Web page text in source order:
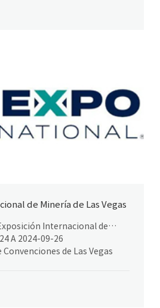
de Minería de Las Vegas
Internacional de
A 2024-09-26
Convenciones de Las Vegas